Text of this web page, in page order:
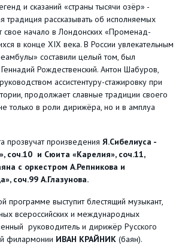
и сказаний «страны тысячи озёр» -
традиция рассказывать об исполняемых
свое начало в Лондонских «Променад-
в конце XIX века. В России увлекательным
составили целый том, был
Рождественский. Антон Шабуров,
ассистентуру-стажировку при
продолжает славные традиции своего
только в роли дирижёра, но и в амплуа
прозвучат произведения Я.Сибелиуса -
соч.10 и Сюита «Карелия», соч.11,
с оркестром А.Репникова и
соч.99 А.Глазунова.
программе выступит блестящий музыкант,
всероссийских и международных
руководитель и дирижёр Русского
филармонии ИВАН КРАЙНИК (баян).